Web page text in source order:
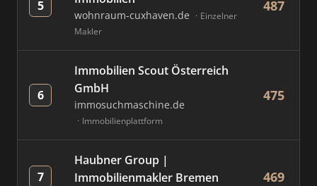
5
wohnraum-cuxhaven.de
Einzelner
Makler
487
6
Immobilien Scout Österreich
GmbH
immosuchmaschine.de
Immobilienplattform
475
7
Haubner Group |
Immobilienmakler Bremen
469